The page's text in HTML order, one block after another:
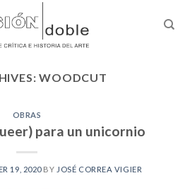
WOODCUT
OBRAS
para un unicornio
19, 2020BY JOSÉ CORREA VIGIER